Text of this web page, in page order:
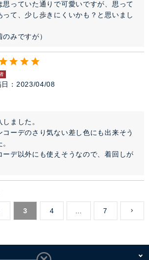
思っていた通りで可愛いですが、思って
って、少し歩きにくいかも？と思いまし
のみですが）
2023/04/08
ました。
コーデのさり気ない差し色にも出来そう
ーデ以外にも使えそうなので、着回しが
3 4 7